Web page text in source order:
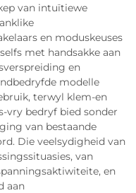
van intuïtiewe
en moduskeuses
met handsakke aan
en
modelle
terwyl klem-en
vry bedryf bied sonder
van bestaande
Die veelsydigheid van
van
en
aan